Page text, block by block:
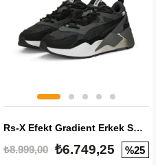
Rs-X Efekt Gradient Erkek Sneaker
₺8.999,00 ₺6.749,25 %25